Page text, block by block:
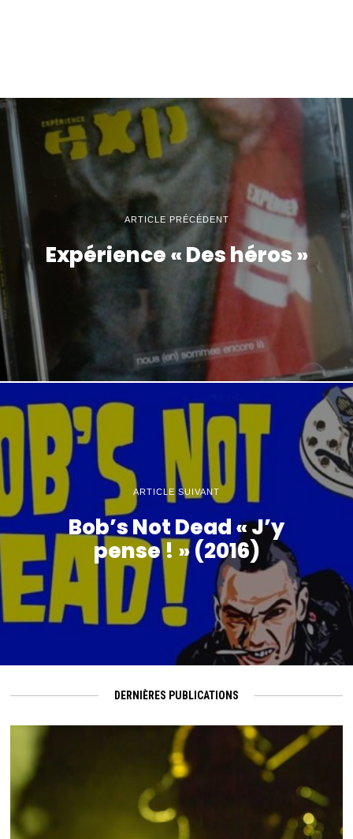
ARTICLE PRÉCÉDENT
Expérience « Des héros »
ARTICLE SUIVANT
Bob’s Not Dead « J’y
pense ! » (2016)
DERNIÈRES PUBLICATIONS